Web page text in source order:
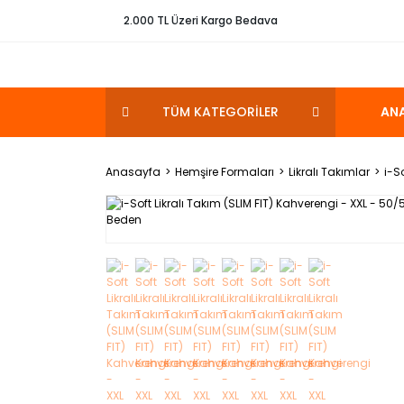
2.000 TL Üzeri Kargo Bedava
TÜM KATEGORİLER
Anasayfa Hemşire Formaları Likralı Takımlar i-